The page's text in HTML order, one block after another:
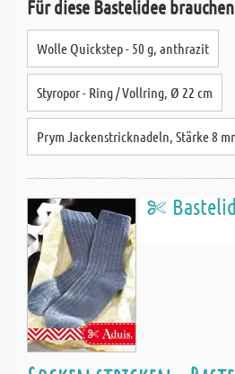
Für diese Bastelidee
Wolle Quickstep - 50 g, anthrazit
Styropor - Ring / Vollring, Ø 22 cm
Prym Jackenstricknadeln, Stärke 8